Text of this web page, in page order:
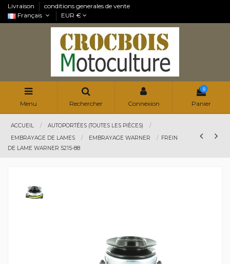
Livraison
conditions generales de vente
Français
EUR €
Menu Rechercher Connexion
0
Panier
ACCUEIL
AUTOPORTÉES (TOUTES LES PIÈCES)
EMBRAYAGE DE LAMES
EMBRAYAGE WARNER
FREIN
DE LAME WARNER 5215-88